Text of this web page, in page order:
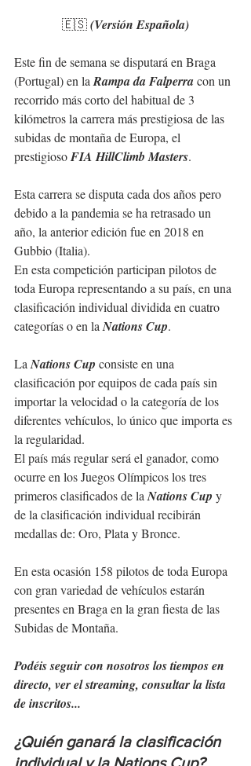
🇪🇸 (Versión Española)
Este fin de semana se disputará en Braga
(Portugal) en la Rampa da Falperra con un
recorrido más corto del habitual de 3
kilómetros la carrera más prestigiosa de las
subidas de montaña de Europa, el
prestigioso FIA HillClimb Masters.
Esta carrera se disputa cada dos años pero
debido a la pandemia se ha retrasado un
año, la anterior edición fue en 2018 en
Gubbio (Italia).
En esta competición participan pilotos de
toda Europa representando a su país, en una
clasificación individual dividida en cuatro
categorías o en la Nations Cup.
La Nations Cup consiste en una
clasificación por equipos de cada país sin
importar la velocidad o la categoría de los
diferentes vehículos, lo único que importa es
la regularidad.
El país más regular será el ganador, como
ocurre en los Juegos Olímpicos los tres
primeros clasificados de la Nations Cup y
de la clasificación individual recibirán
medallas de: Oro, Plata y Bronce.
En esta ocasión 158 pilotos de toda Europa
con gran variedad de vehículos estarán
presentes en Braga en la gran fiesta de las
Subidas de Montaña.
Podéis seguir con nosotros los tiempos en
directo, ver el streaming, consultar la lista
de inscritos...
¿Quién ganará la clasificación